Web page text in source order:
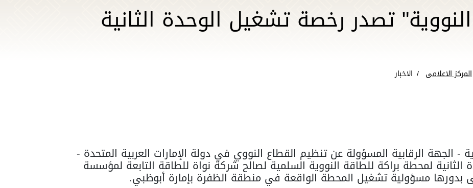
النووية" تصدر رخصة تشغيل الوحدة الثانية
المركز الاعلامى الاخبار
- الجهة الرقابية المسؤولة عن تنظيم القطاع النووي في دولة الإمارات العربية المتحدة -
لمحطة براكة للطاقة النووية السلمية لصالح شركة نواة للطاقة التابعة لمؤسسة
بدورها مسؤولية تشغيل المحطة الواقعة في منطقة الظفرة بإمارة أبوظبي.